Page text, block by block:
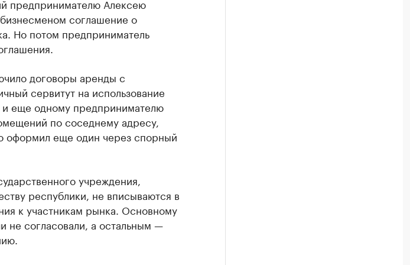
предпринимателю Алексею
соглашение о
Но потом предприниматель
договоры аренды с
сервитут на использование
и еще одному предпринимателю
по соседнему адресу,
оформил еще один через спорный
учреждения,
республики, не вписываются в
к участникам рынка. Основному
не согласовали, а остальным —